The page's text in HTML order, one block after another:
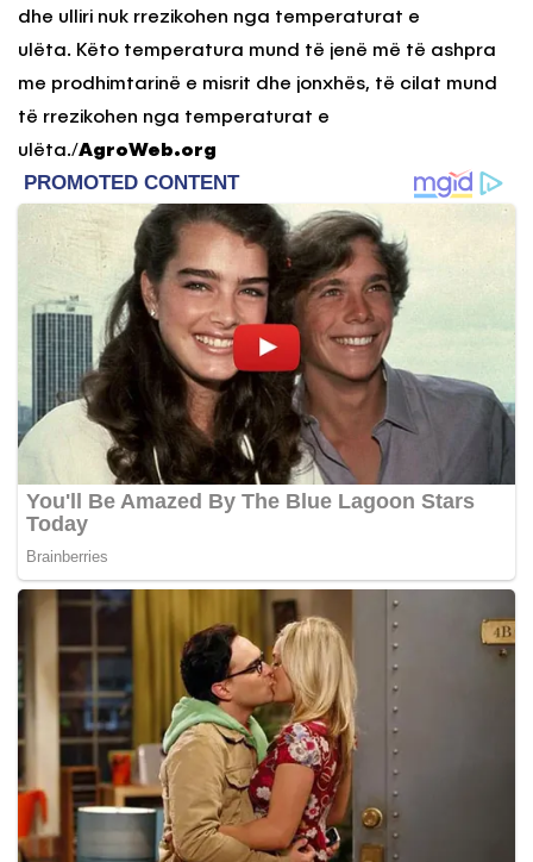
dhe ulliri nuk rrezikohen nga temperaturat e
ulëta. Këto temperatura mund të jenë më të ashpra
me prodhimtarinë e misrit dhe jonxhës, të cilat mund
të rrezikohen nga temperaturat e
ulëta./AgroWeb.org